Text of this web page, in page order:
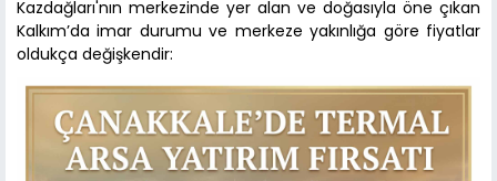
Kazdağları'nın merkezinde yer alan ve doğasıyla öne çıkan
Kalkım’da imar durumu ve merkeze yakınlığa göre fiyatlar
oldukça değişkendir: